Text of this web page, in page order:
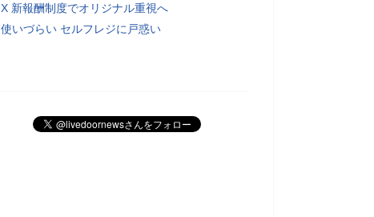
X 新報酬制度でオリジナル重視へ
使いづらい セルフレジに戸惑い